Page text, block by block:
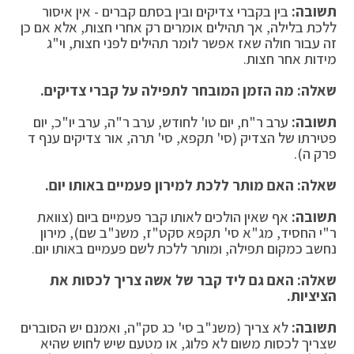
תשובה: בין בקברי צדיקים ובין בסתם קברים - אין איסור
ללכת בלילה, אך תהילים אומרים רק אחרי חצות, אלא אם כן
זה עבור חולה שאז אפשר לומר תהילים לפני חצות, וי"ג
מידות אחר חצות.
שאלה: מה הזמן המובחר לתפילה על קברי צדיקים.
תשובה: ערב ר"ח, יום טו' לחודש, ערב ר"ה, ערב יו"כ, יום
פטירתו של הצדיק (סי' תקפא, סי' תרה, אור צדיקים ענף ד
פרק ה).
שאלה: האם מותר ללכת למירון פעמיים באותו יום.
תשובה: אף שאין הולכים לאותו קבר פעמיים ביום (צוואת
ר"י החסיד, מג"א סי' תקפא סקט"ז, משנ"ב שם), מירון
נחשב כמקום תפילה, ומותר ללכת לשם פעמיים באותו יום.
שאלה: האם גם ליד קבר של אשה צריך לכסות את
הציציות.
תשובה: לא צריך (משנ"ב סי' כג סק"ה, ואמנם יש הסוברים
שצריך לכסות משום לא פלוג, או מטעם שיש לחוש שהיא